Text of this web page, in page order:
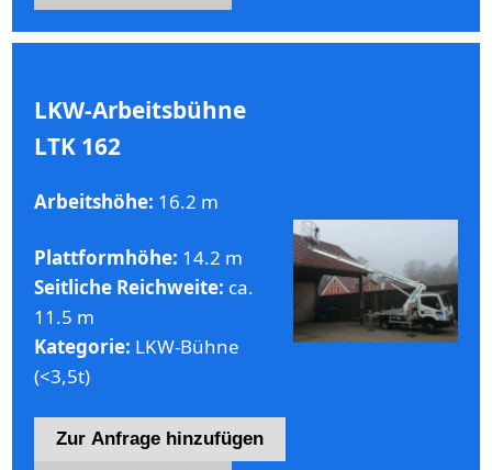
LKW-Arbeitsbühne
LTK 162
Arbeitshöhe: 16.2 m
Plattformhöhe: 14.2 m
Seitliche Reichweite: ca.
11.5 m
Kategorie: LKW-Bühne
(<3,5t)
Zur Anfrage hinzufügen